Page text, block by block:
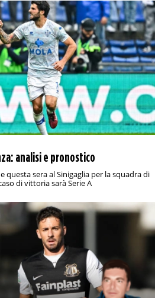
analisi e pronostico
sera al Sinigaglia per la squadra di
di vittoria sarà Serie A